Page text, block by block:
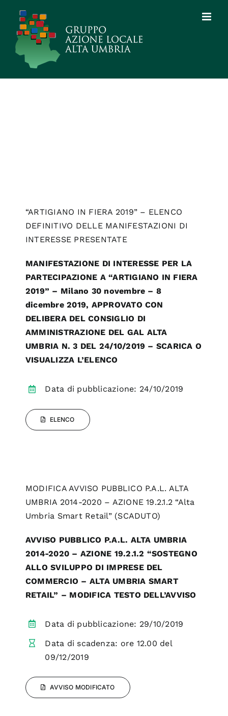
contenuto
“ARTIGIANO IN FIERA 2019” – ELENCO
DEFINITIVO DELLE MANIFESTAZIONI DI
INTERESSE PRESENTATE
MANIFESTAZIONE DI INTERESSE PER LA
PARTECIPAZIONE A “ARTIGIANO IN FIERA
2019” – Milano 30 novembre – 8
dicembre 2019, APPROVATO CON
DELIBERA DEL CONSIGLIO DI
AMMINISTRAZIONE DEL GAL ALTA
UMBRIA N. 3 DEL 24/10/2019 – SCARICA O
VISUALIZZA L’ELENCO
Data di pubblicazione: 24/10/2019
ELENCO
MODIFICA AVVISO PUBBLICO P.A.L. ALTA
UMBRIA 2014-2020 – AZIONE 19.2.1.2 “Alta
Umbria Smart Retail” (SCADUTO)
AVVISO PUBBLICO P.A.L. ALTA UMBRIA
2014-2020 – AZIONE 19.2.1.2 “SOSTEGNO
ALLO SVILUPPO DI IMPRESE DEL
COMMERCIO – ALTA UMBRIA SMART
RETAIL” – MODIFICA TESTO DELL’AVVISO
Data di pubblicazione: 29/10/2019
Data di scadenza: ore 12.00 del
09/12/2019
AVVISO MODIFICATO